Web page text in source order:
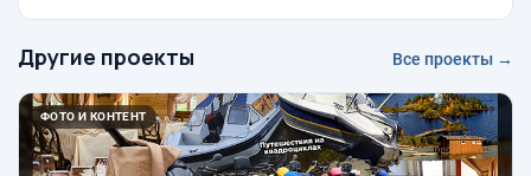
Другие проекты Все проекты →
ФОТО И КОНТЕНТ